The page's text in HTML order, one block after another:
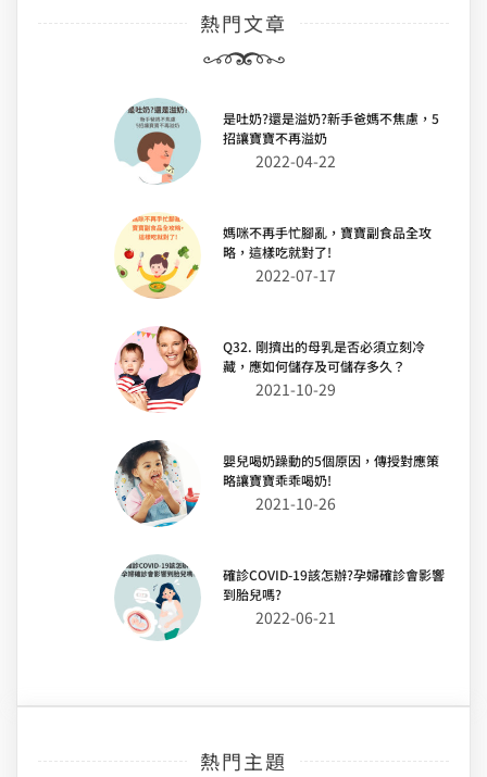
熱門文章
是吐奶?還是溢奶?新手爸媽不焦慮，5
招讓寶寶不再溢奶
2022-04-22
媽咪不再手忙腳亂，寶寶副食品全攻
略，這樣吃就對了!
2022-07-17
Q32. 剛擠出的母乳是否必須立刻冷
藏，應如何儲存及可儲存多久？
2021-10-29
嬰兒喝奶躁動的5個原因，傳授對應策
略讓寶寶乖乖喝奶!
2021-10-26
確診COVID-19該怎辦?孕婦確診會影響
到胎兒嗎?
2022-06-21
熱門主題